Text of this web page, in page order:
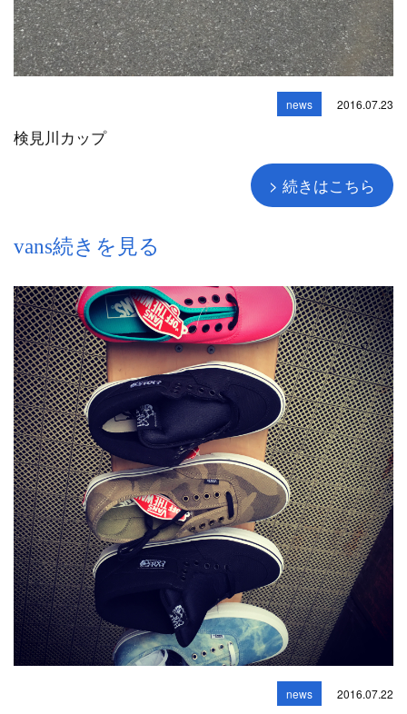
news 2016.07.23
検見川カップ
> 続きはこちら
vans続きを見る
news 2016.07.22